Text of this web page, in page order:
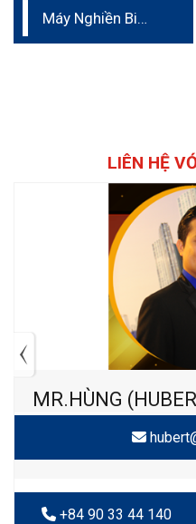
Máy Nghiền Bi
LIÊN HỆ
MR.HÙNG
+84 90 33 44 140